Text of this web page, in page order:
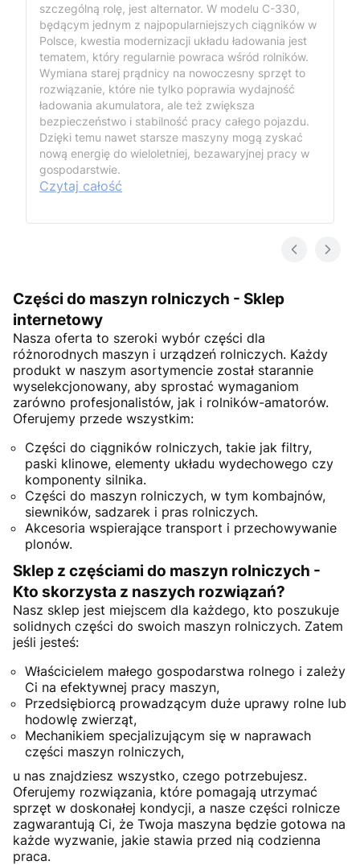
szczególną rolę, jest alternator. W modelu C-330,
będącym jednym z najpopularniejszych ciągników w
Polsce, kwestia modernizacji układu ładowania jest
tematem, który regularnie powraca wśród rolników.
Wymiana starej prądnicy na nowoczesny sprzęt to
rozwiązanie, które nie tylko poprawia wydajność
ładowania akumulatora, ale też zwiększa
bezpieczeństwo i stabilność pracy całego pojazdu.
Dzięki temu nawet starsze maszyny mogą zyskać
nową energię do wieloletniej, bezawaryjnej pracy w
gospodarstwie.
Czytaj całość
Części do maszyn rolniczych - Sklep
internetowy
Nasza oferta to szeroki wybór części dla
różnorodnych maszyn i urządzeń rolniczych. Każdy
produkt w naszym asortymencie został starannie
wyselekcjonowany, aby sprostać wymaganiom
zarówno profesjonalistów, jak i rolników-amatorów.
Oferujemy przede wszystkim:
Części do ciągników rolniczych, takie jak filtry,
paski klinowe, elementy układu wydechowego czy
komponenty silnika.
Części do maszyn rolniczych, w tym kombajnów,
siewników, sadzarek i pras rolniczych.
Akcesoria wspierające transport i przechowywanie
plonów.
Sklep z częściami do maszyn rolniczych -
Kto skorzysta z naszych rozwiązań?
Nasz sklep jest miejscem dla każdego, kto poszukuje
solidnych części do swoich maszyn rolniczych. Zatem
jeśli jesteś:
Właścicielem małego gospodarstwa rolnego i zależy
Ci na efektywnej pracy maszyn,
Przedsiębiorcą prowadzącym duże uprawy rolne lub
hodowlę zwierząt,
Mechanikiem specjalizującym się w naprawach
części maszyn rolniczych,
u nas znajdziesz wszystko, czego potrzebujesz.
Oferujemy rozwiązania, które pomagają utrzymać
sprzęt w doskonałej kondycji, a nasze części rolnicze
zagwarantują Ci, że Twoja maszyna będzie gotowa na
każde wyzwanie, jakie stawia przed nią codzienna
praca.